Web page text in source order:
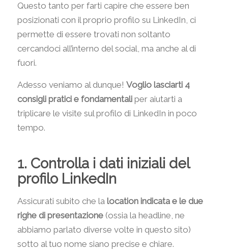
Questo tanto per farti capire che essere ben
posizionati con il proprio profilo su LinkedIn, ci
permette di essere trovati non soltanto
cercandoci all’interno del social, ma anche al di
fuori.
Adesso veniamo al dunque! Voglio lasciarti 4
consigli pratici e fondamentaliper aiutarti a
triplicare le visite sul profilo di LinkedIn in poco
tempo.
1. Controlla i dati iniziali del
profilo LinkedIn
Assicurati subito che la location indicata e le due
righe di presentazione(ossia la headline, ne
abbiamo parlato diverse volte in questo sito)
sotto al tuo nome siano precise e chiare.